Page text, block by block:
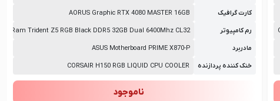
کارت گرافیک AORUS Graphic RTX 4080 MASTER 16GB
رم کامپیوتر Ram Trident Z5 RGB Black DDR5 32GB Dual 6400Mhz CL32
مادربرد ASUS Motherboard PRIME X870-P
خنک کننده پردازنده CORSAIR H150 RGB LIQUID CPU COOLER
ناموجود